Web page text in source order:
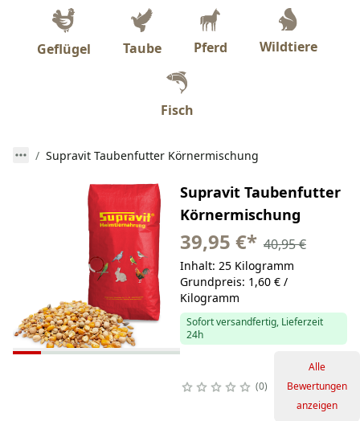
Geflügel Taube Pferd Wildtiere
Fisch
Supravit Taubenfutter Körnermischung
Supravit Taubenfutter
Körnermischung
39,95 €* 40,95 €
Inhalt: 25 Kilogramm
Grundpreis: 1,60 € /
Kilogramm
Sofort versandfertig, Lieferzeit
24h
0
Alle
Bewertungen
anzeigen